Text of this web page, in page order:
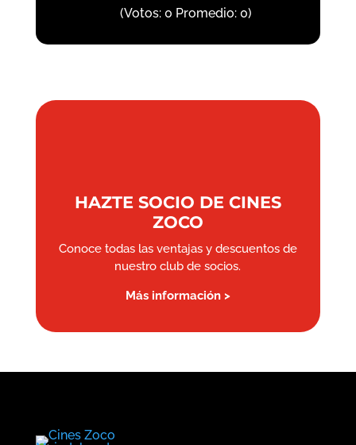
(Votos: 0 Promedio: 0)
HAZTE SOCIO DE CINES
ZOCO
Conoce todas las ventajas y descuentos de
nuestro club de socios.
Más información >